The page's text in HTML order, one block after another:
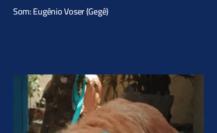
Som: Eugênio Voser (Gegê)